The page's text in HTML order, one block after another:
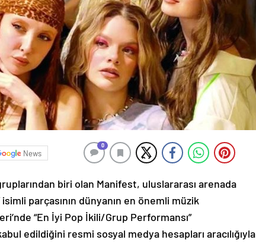
News
0
biri olan Manifest, uluslararası arenada
parçasının dünyanın en önemli müzik
“En İyi Pop İkili/Grup Performansı”
edildiğini resmi sosyal medya hesapları aracılığıyla